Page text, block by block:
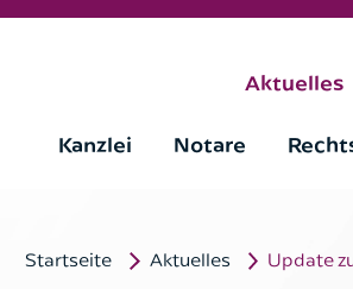
Aktuelles
Kanzlei Notare
Startseite Aktuelles Update